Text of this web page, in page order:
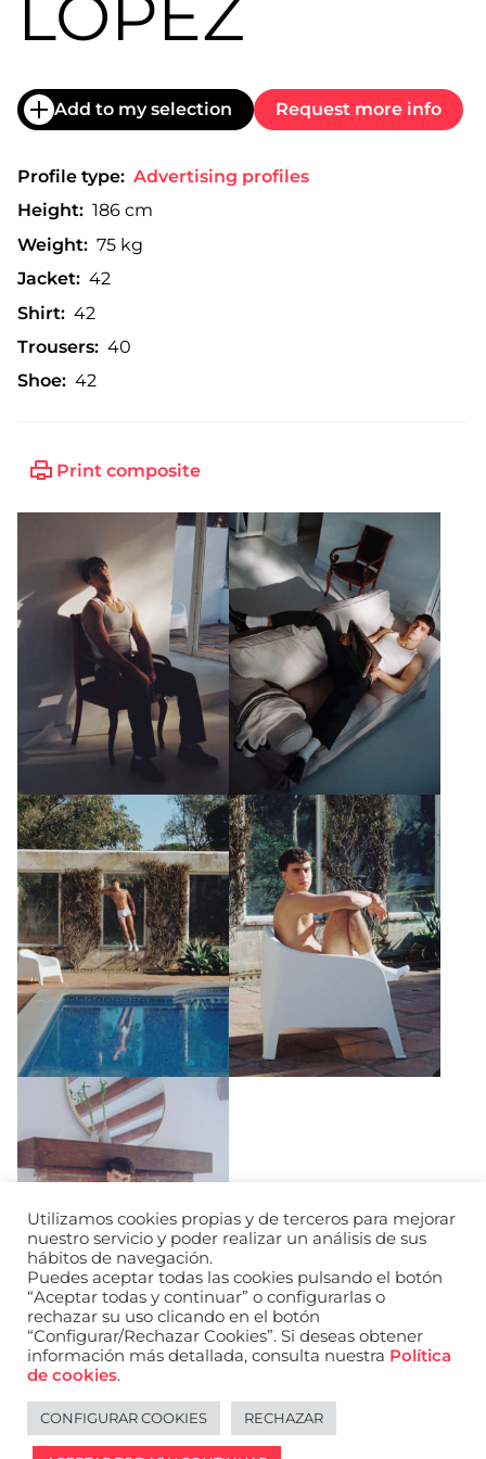
LOPEZ
Add to my selection Request more info
Profile type: Advertising profiles
Height: 186 cm
Weight: 75 kg
Jacket: 42
Shirt: 42
Trousers: 40
Shoe: 42
Print composite
Legal notice Español
Utilizamos cookies propias y de terceros para mejorar
nuestro servicio y poder realizar un análisis de sus
hábitos de navegación.
Puedes aceptar todas las cookies pulsando el botón
“Aceptar todas y continuar” o configurarlas o
rechazar su uso clicando en el botón
“Configurar/Rechazar Cookies”. Si deseas obtener
información más detallada, consulta nuestra Política
de cookies.
CONFIGURAR COOKIES RECHAZAR